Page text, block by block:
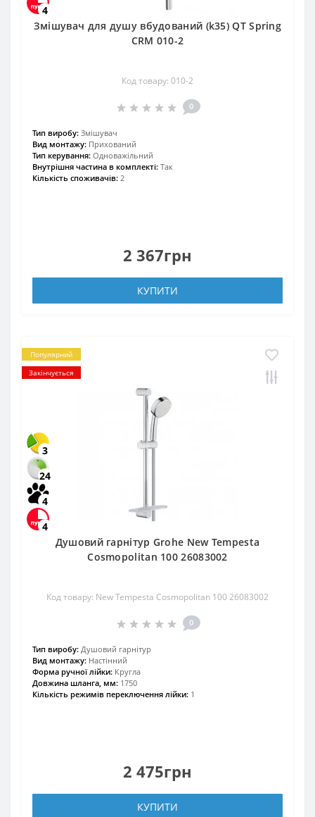
4
Змішувач для душу вбудований (k35) QT Spring
CRM 010-2
Код товару: 010-2
0
Тип виробу: Змішувач
Вид монтажу: Прихований
Тип керування: Одноважільний
Внутрішня частина в комплекті: Так
Кількість споживачів: 2
2 367грн
КУПИТИ
Популярний
Закінчується
3
24
4
4
Душовий гарнітур Grohe New Tempesta
Cosmopolitan 100 26083002
Код товару: New Tempesta Cosmopolitan 100 26083002
0
Тип виробу: Душовий гарнітур
Вид монтажу: Настінний
Форма ручної лійки: Кругла
Довжина шланга, мм: 1750
Кількість режимів переключення лійки: 1
2 475грн
КУПИТИ